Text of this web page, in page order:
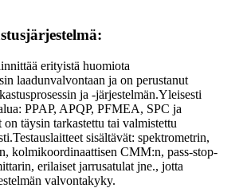
:
erityistä huomiota
laadunvalvontaan ja on perustanut
ja -järjestelmän.Yleisesti
PPAP, APQP, PFMEA, SPC ja
täysin tarkastettu tai valmistettu
sisältävät: spektrometrin,
kolmikoordinaattisen CMM:n, pass-stop-
erilaiset jarrusatulat jne., jotta
valvontakyky.